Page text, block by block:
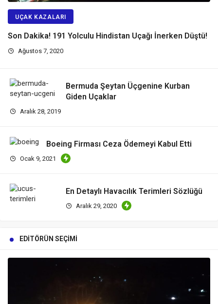
UÇAK KAZALARI
Son Dakika! 191 Yolculu Hindistan Uçağı İnerken Düştü!
Ağustos 7, 2020
Bermuda Şeytan Üçgenine Kurban
Giden Uçaklar
Aralık 28, 2019
Boeing Firması Ceza Ödemeyi Kabul Etti
Ocak 9, 2021
En Detaylı Havacılık Terimleri Sözlüğü
Aralık 29, 2020
EDITÖRÜN SEÇIMI